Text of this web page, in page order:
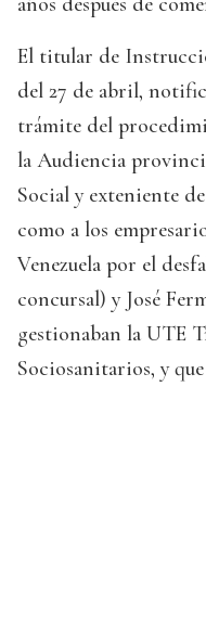
El titular de
del 27 de abril,
trámite del
la Audiencia
Social y exteniente
como a los
Venezuela por el
concursal) y José
gestionaban la UTE
Sociosanitarios, y